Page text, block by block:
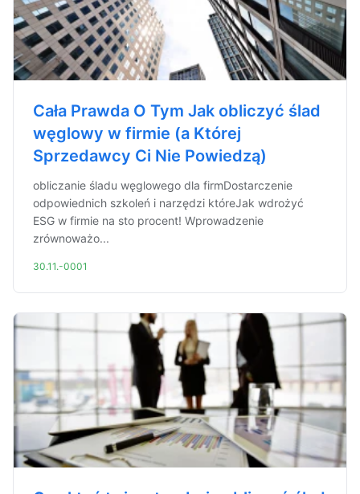
Cała Prawda O Tym Jak obliczyć ślad
węglowy w firmie (a Której
Sprzedawcy Ci Nie Powiedzą)
obliczanie śladu węglowego dla firmDostarczenie
odpowiednich szkoleń i narzędzi któreJak wdrożyć
ESG w firmie na sto procent! Wprowadzenie
zrównoważo...
30.11.-0001